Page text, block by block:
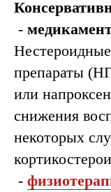
-
препараты
или
снижения
некоторых
-
Наши